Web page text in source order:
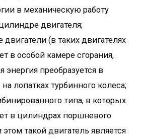
в механическую работу
двигателя;
двигатели (в таких двигателях
в особой камере сгорания,
энергия преобразуется в
лопатках турбинного колеса;
типа, в которых
в цилиндрах поршневого
этом такой двигатель является